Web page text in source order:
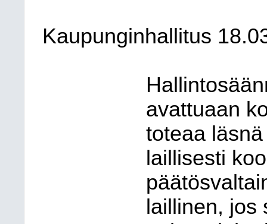
Kaupunginhallitus
avattuaan
toteaa
laillisesti
laillinen,